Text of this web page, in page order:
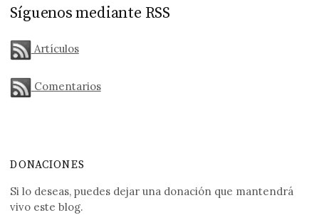
Síguenos mediante RSS
Artículos
Comentarios
DONACIONES
Si lo deseas, puedes dejar una donación que mantendrá
vivo este blog.